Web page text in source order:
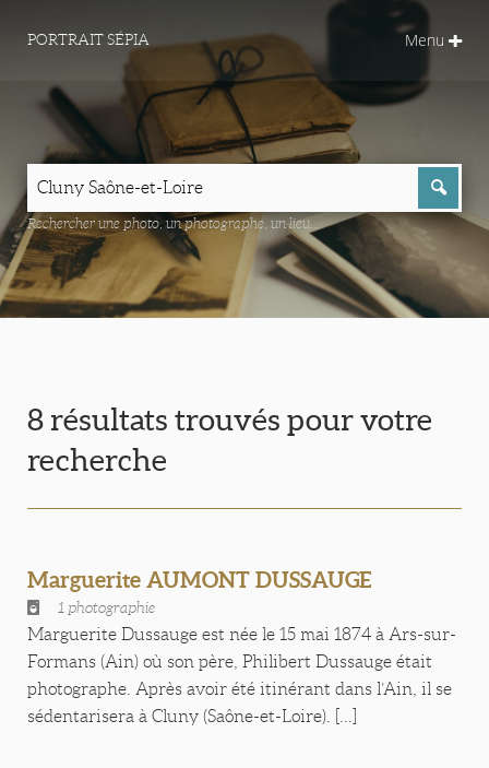
PORTRAIT SÉPIA Menu
Rechercher une photo, un photographe, un lieu...
8 résultats trouvés pour votre
recherche
Marguerite AUMONT DUSSAUGE
1 photographie
Marguerite Dussauge est née le 15 mai 1874 à Ars-sur-
Formans (Ain) où son père, Philibert Dussauge était
photographe. Après avoir été itinérant dans l’Ain, il se
sédentarisera à Cluny (Saône-et-Loire). [...]